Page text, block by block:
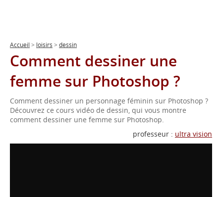
Accueil > loisirs > dessin
Comment dessiner une
femme sur Photoshop ?
Comment dessiner un personnage féminin sur Photoshop ?
Découvrez ce cours vidéo de dessin, qui vous montre
comment dessiner une femme sur Photoshop.
professeur : ultra vision